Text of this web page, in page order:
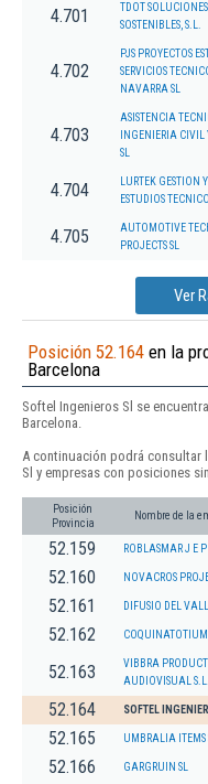
4.701
TDOT SOLUCIONES
SOSTENIBLES, S.L.
4.702
PJS PROYECTOS
SERVICIOS
NAVARRA SL
4.703
ASISTENCIA
INGENIERIA CIVIL
SL
4.704
LURTEK GESTION Y
ESTUDIOS
4.705
AUTOMOTIVE
PROJECTS SL
Ver
Posición 52.164 en la
Barcelona
Softel Ingenieros Sl se
Barcelona.
A continuación podrá consultar
Sl y empresas con posiciones
Posición
Provincia
Nombre de la
52.159 ROBLASMAR J E P
52.160 NOVACROS
52.161 DIFUSIO DEL
52.162 COQUINATOTIUM
52.163
VIBBRA
AUDIOVISUAL S.L.
52.164 SOFTEL
52.165 UMBRALIA ITEMS
52.166 GARGRUIN SL